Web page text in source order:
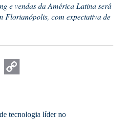
e vendas da América Latina será
Florianópolis, com expectativa de
tecnologia líder no